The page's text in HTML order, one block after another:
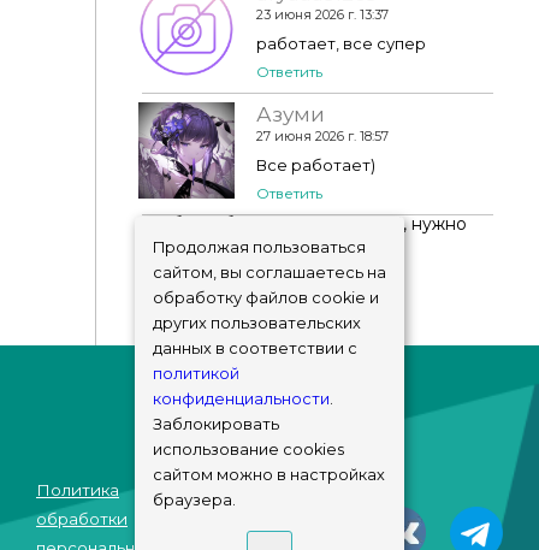
23 июня 2026 г. 13:37
работает, все супер
Ответить
Азуми
27 июня 2026 г. 18:57
Все работает)
Ответить
Чтобы добавить комментарий, нужно
авторизоваться!
Политика
обработки
Продолжая пользоваться
сайтом, вы соглашаетесь на
обработку файлов cookie и
других пользовательских
данных в соответствии с
политикой
конфиденциальности.
Заблокировать
использование cookies
сайтом можно в настройках
браузера.